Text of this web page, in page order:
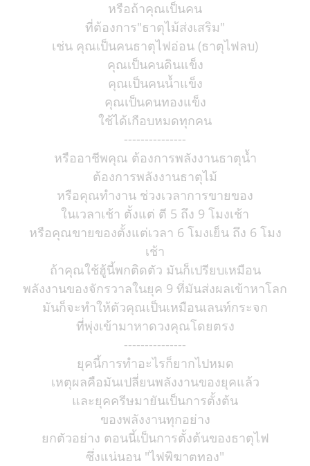
หรือถ้าคุณเป็นคน
ที่ต้องการ"ธาตุไม้ส่งเสริม"
เช่น คุณเป็นคนธาตุไฟอ่อน (ธาตุไฟลบ)
คุณเป็นคนดินแข็ง
คุณเป็นคนน้ำแข็ง
คุณเป็นคนทองแข็ง
ใช้ได้เกือบหมดทุกคน
---------------
หรืออาชีพคุณ ต้องการพลังงานธาตุน้ำ
ต้องการพลังงานธาตุไม้
หรือคุณทำงาน ช่วงเวลาการขายของ
ในเวลาเช้า ตั้งแต่ ตี 5 ถึง 9 โมงเช้า
หรือคุณขายของตั้งแต่เวลา 6 โมงเย็น ถึง 6 โมง
เช้า
ถ้าคุณใช้ฮู้นี้พกติดตัว มันก็เปรียบเหมือน
พลังงานของจักรวาลในยุค 9 ที่มันส่งผลเข้าหาโลก
มันก็จะทำให้ตัวคุณเป็นเหมือนเลนท์กระจก
ที่พุ่งเข้ามาหาดวงคุณโดยตรง
---------------
ยุคนี้การทำอะไรก็ยากไปหมด
เหตุผลคือมันเปลี่ยนพลังงานของยุคแล้ว
และยุคครีษมายันเป็นการตั้งต้น
ของพลังงานทุกอย่าง
ยกตัวอย่าง ตอนนี้เป็นการตั้งต้นของธาตุไฟ
ซึ่งแน่นอน "ไฟพิฆาตทอง"